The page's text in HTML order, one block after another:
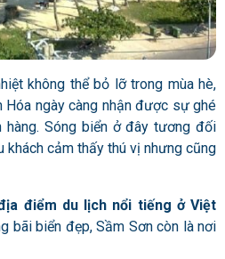
không thể bỏ lỡ trong mùa hè,
Hóa ngày càng nhận được sự ghé
hàng. Sóng biển ở đây tương đối
khách cảm thấy thú vị nhưng cũng
điểm du lịch nổi tiếng ở Việt
bãi biển đẹp, Sầm Sơn còn là nơi